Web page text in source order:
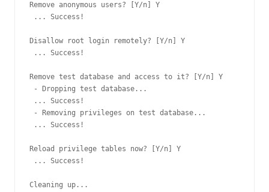
Remove anonymous users? [Y/n] Y
... Success!
Disallow root login remotely? [Y/n] Y
... Success!
Remove test database and access to it? [Y/n] Y
- Dropping test database...
... Success!
- Removing privileges on test database...
... Success!
Reload privilege tables now? [Y/n] Y
... Success!
Cleaning up...